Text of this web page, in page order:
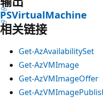
PSVirtualMachine
相关链接
Get-AzAvailabilitySet
Get-AzVMImage
Get-AzVMImageOffer
Get-